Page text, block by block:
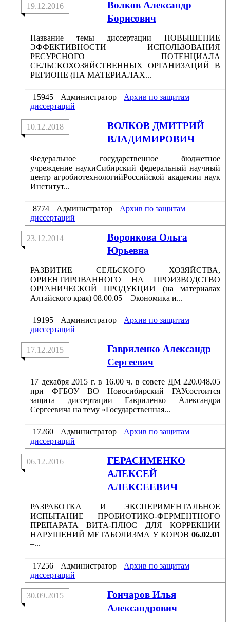
Волков Александр
Борисович
19.12.2016
Название темы диссертации ПОВЫШЕНИЕ
ЭФФЕКТИВНОСТИ ИСПОЛЬЗОВАНИЯ
РЕСУРСНОГО ПОТЕНЦИАЛА
СЕЛЬСКОХОЗЯЙСТВЕННЫХ ОРГАНИЗАЦИЙ В
РЕГИОНЕ (НА МАТЕРИАЛАХ...
15945 Администратор
Архив по защитам
диссертаций
ВОЛКОВ ДМИТРИЙ
ВЛАДИМИРОВИЧ
10.12.2018
Федеральное государственное бюджетное
учреждение наукиСибирский федеральный научный
центр агробиотехнологийРоссийской академии наук
Институт...
8774 Администратор
Архив по защитам
диссертаций
Воронкова Ольга
Юрьевна
23.12.2014
РАЗВИТИЕ СЕЛЬСКОГО ХОЗЯЙСТВА,
ОРИЕНТИРОВАННОГО НА ПРОИЗВОДСТВО
ОРГАНИЧЕСКОЙ ПРОДУКЦИИ (на материалах
Алтайского края) 08.00.05 – Экономика и...
19195 Администратор
Архив по защитам
диссертаций
Гавриленко Александр
Сергеевич
17.12.2015
17 декабря 2015 г. в 16.00 ч. в совете ДМ 220.048.05
при ФГБОУ ВО Новосибирский ГАУсостоится
защита диссертации Гавриленко Александра
Сергеевича на тему «Государственная...
17260 Администратор
Архив по защитам
диссертаций
ГЕРАСИМЕНКО
АЛЕКСЕЙ
АЛЕКСЕЕВИЧ
06.12.2016
РАЗРАБОТКА И ЭКСПЕРИМЕНТАЛЬНОЕ
ИСПЫТАНИЕ ПРОБИОТИКО-ФЕРМЕНТНОГО
ПРЕПАРАТА ВИТА-ПЛЮС ДЛЯ КОРРЕКЦИИ
НАРУШЕНИЙ МЕТАБОЛИЗМА У КОРОВ 06.02.01
–...
17256 Администратор
Архив по защитам
диссертаций
Гончаров Илья
Александрович
30.09.2015